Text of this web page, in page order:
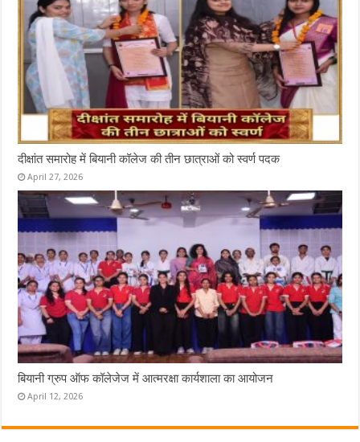
दीक्षांत समारोह में बियानी कॉलेज की तीन छात्राओं को स्वर्ण पदक
April 27, 2026
बियानी ग्रुप ऑफ कॉलेजेज में आत्मरक्षा कार्यशाला का आयोजन
April 12, 2026